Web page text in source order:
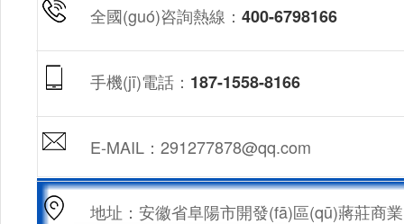
全國(guó)咨詢熱線： 400-6798166
手機(jī)電話： 187-1558-8166
E-MAIL：291277878@qq.com
地址：安徽省阜陽市開發(fā)區(qū)蔣莊商業